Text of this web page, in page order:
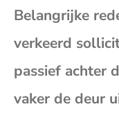
Belangrijke
verkeerd
passief achter
vaker de deur